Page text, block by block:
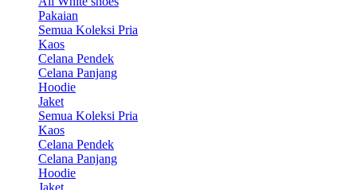
Pakaian
Semua Koleksi Pria
Kaos
Celana Pendek
Celana Panjang
Hoodie
Jaket
Semua Koleksi Pria
Kaos
Celana Pendek
Celana Panjang
Hoodie
Jaket